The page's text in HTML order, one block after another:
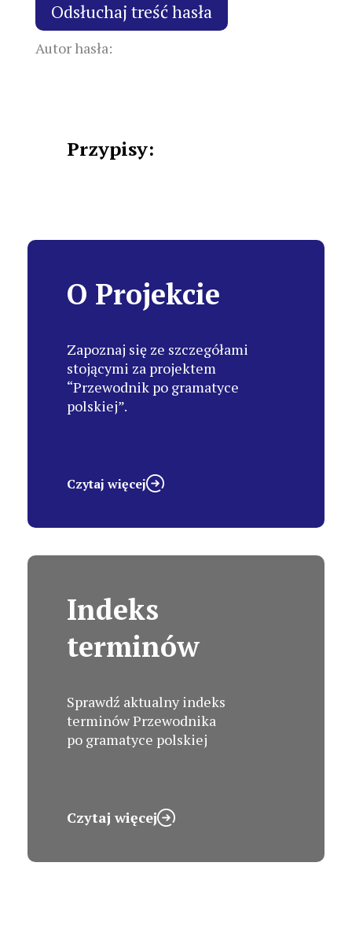
Autor hasła:
Przypisy:
O Projekcie
Zapoznaj się ze szczegółami
stojącymi za projektem
“Przewodnik po gramatyce
polskiej”.
Czytaj więcej
Indeks
terminów
Sprawdź aktualny indeks
terminów Przewodnika
po gramatyce polskiej
Czytaj więcej